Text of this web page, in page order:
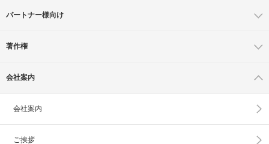
パートナー様向け
著作権
会社案内
会社案内
ご挨拶